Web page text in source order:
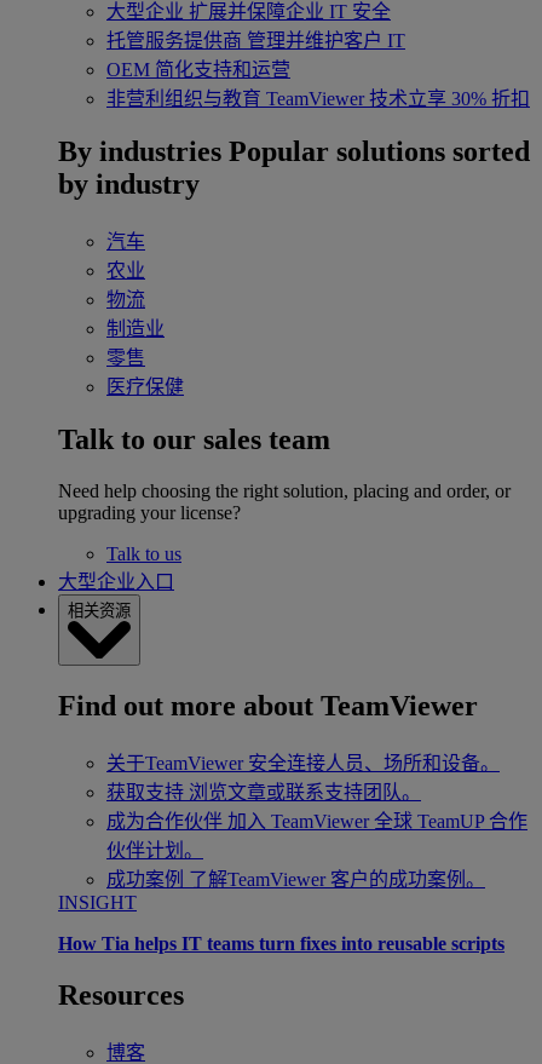
大型企业 扩展并保障企业 IT 安全
托管服务提供商 管理并维护客户 IT
OEM 简化支持和运营
非营利组织与教育 TeamViewer 技术立享 30% 折扣
By industries Popular solutions sorted
by industry
汽车
农业
物流
制造业
零售
医疗保健
Talk to our sales team
Need help choosing the right solution, placing and order, or
upgrading your license?
Talk to us
大型企业入口
相关资源
Find out more about TeamViewer
关于TeamViewer 安全连接人员、场所和设备。
获取支持 浏览文章或联系支持团队。
成为合作伙伴 加入 TeamViewer 全球 TeamUP 合作
伙伴计划。
成功案例 了解TeamViewer 客户的成功案例。
INSIGHT
How Tia helps IT teams turn fixes into reusable scripts
Resources
博客